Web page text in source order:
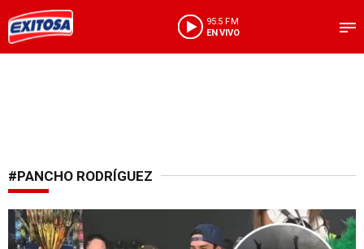
95.5 FM
EN VIVO
#PANCHO RODRÍGUEZ
Peligro real